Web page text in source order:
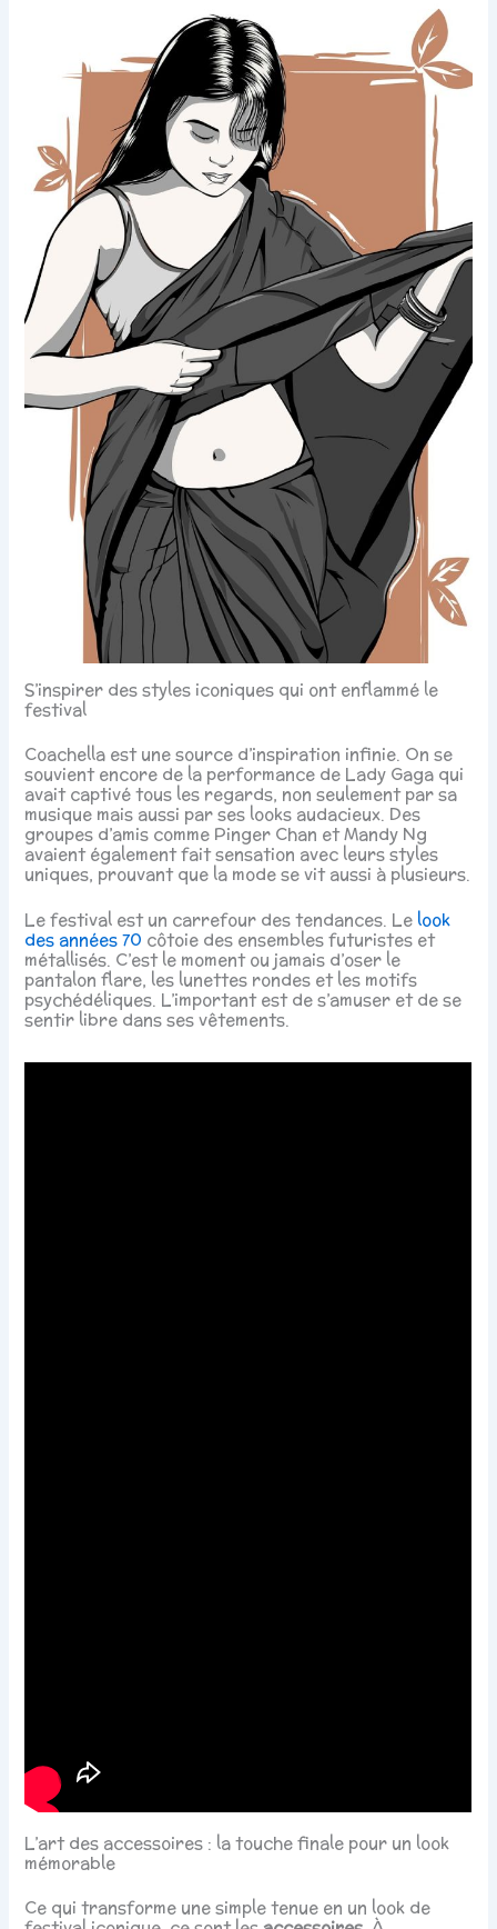
S’inspirer des styles iconiques qui ont enflammé le
festival
Coachella est une source d’inspiration infinie. On se
souvient encore de la performance de Lady Gaga qui
avait captivé tous les regards, non seulement par sa
musique mais aussi par ses looks audacieux. Des
groupes d’amis comme Pinger Chan et Mandy Ng
avaient également fait sensation avec leurs styles
uniques, prouvant que la mode se vit aussi à plusieurs.
Le festival est un carrefour des tendances. Le look
des années 70 côtoie des ensembles futuristes et
métallisés. C’est le moment ou jamais d’oser le
pantalon flare, les lunettes rondes et les motifs
psychédéliques. L’important est de s’amuser et de se
sentir libre dans ses vêtements.
L’art des accessoires : la touche finale pour un look
mémorable
Ce qui transforme une simple tenue en un look de